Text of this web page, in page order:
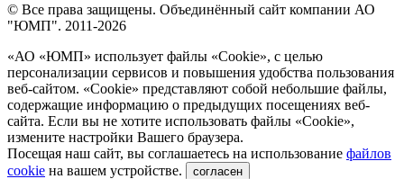
© Все права защищены. Объединённый сайт компании АО
"ЮМП". 2011-2026
«АО «ЮМП» использует файлы «Сookie», с целью
персонализации сервисов и повышения удобства пользования
веб-сайтом. «Cookie» представляют собой небольшие файлы,
содержащие информацию о предыдущих посещениях веб-
сайта. Если вы не хотите использовать файлы «Сookie»,
измените настройки Вашего браузера.
Посещая наш сайт, вы соглашаетесь на использование файлов
cookie на вашем устройстве. согласен